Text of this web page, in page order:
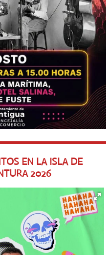
EN LA ISLA DE
2026